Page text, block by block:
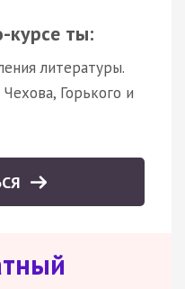
курсе ты:
литературы.
Горького и